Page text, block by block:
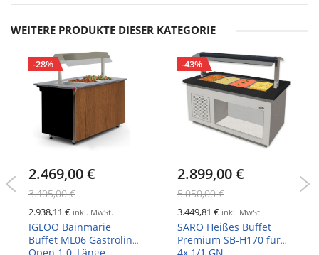
WEITERE PRODUKTE DIESER KATEGORIE
-28%
2.469,00 €
3.405,00 €
2.938,11 € inkl. MwSt.
IGLOO Bainmarie
Buffet ML06 Gastroline
Open 1.0, Länge
-43%
2.899,00 €
5.050,00 €
3.449,81 € inkl. MwSt.
SARO Heißes Buffet
Premium SB-H170 für
4x 1/1 GN